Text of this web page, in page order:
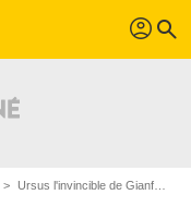
profil search
Ursus l'invincible de Gianfranco Parolini